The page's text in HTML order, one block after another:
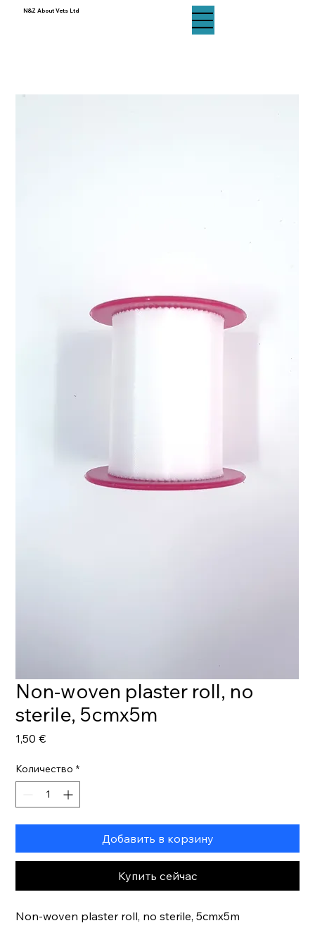
N&Z About Vets Ltd
Non-woven plaster roll, no
sterile, 5cmx5m
1,50 €Цена
Количество *
Добавить в корзину
Купить сейчас
Non-woven plaster roll, no sterile, 5cmx5m